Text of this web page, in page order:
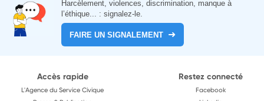
Harcèlement, violences, discrimination, manque à
l’éthique... : signalez-le.
FAIRE UN SIGNALEMENT
Accès rapide
L'Agence du Service Civique
Restez connecté
Facebook